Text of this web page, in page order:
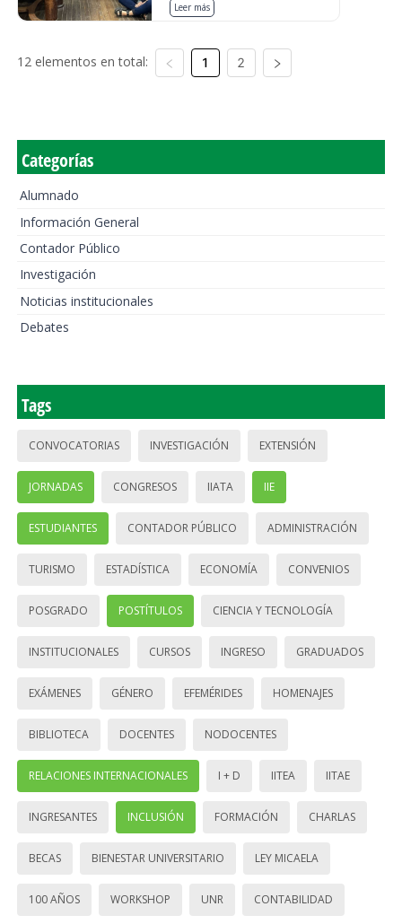
Leer más
12 elementos en total: 1 2
Categorías
Alumnado
Información General
Contador Público
Investigación
Noticias institucionales
Debates
Tags
CONVOCATORIAS INVESTIGACIÓN EXTENSIÓN
JORNADAS CONGRESOS IIATA IIE
ESTUDIANTES CONTADOR PÚBLICO ADMINISTRACIÓN
TURISMO ESTADÍSTICA ECONOMÍA CONVENIOS
POSGRADO POSTÍTULOS CIENCIA Y TECNOLOGÍA
INSTITUCIONALES CURSOS INGRESO GRADUADOS
EXÁMENES GÉNERO EFEMÉRIDES HOMENAJES
BIBLIOTECA DOCENTES NODOCENTES
RELACIONES INTERNACIONALES I + D IITEA IITAE
INGRESANTES INCLUSIÓN FORMACIÓN CHARLAS
BECAS BIENESTAR UNIVERSITARIO LEY MICAELA
100 AÑOS WORKSHOP UNR CONTABILIDAD